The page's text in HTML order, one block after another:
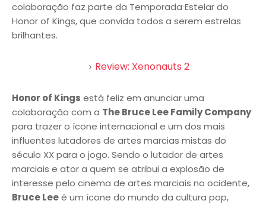
colaboração faz parte da Temporada Estelar do
Honor of Kings, que convida todos a serem estrelas
brilhantes.
Review: Xenonauts 2
Honor of Kings está feliz em anunciar uma
colaboração com a The Bruce Lee Family Company
para trazer o ícone internacional e um dos mais
influentes lutadores de artes marcias mistas do
século XX para o jogo. Sendo o lutador de artes
marciais e ator a quem se atribui a explosão de
interesse pelo cinema de artes marciais no ocidente,
Bruce Leeé um ícone do mundo da cultura pop,